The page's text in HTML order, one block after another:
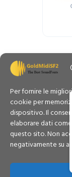
Per fornire le
cookie per
dispositivo. Il
elaborare dati
questo sito. Non
negativamente su